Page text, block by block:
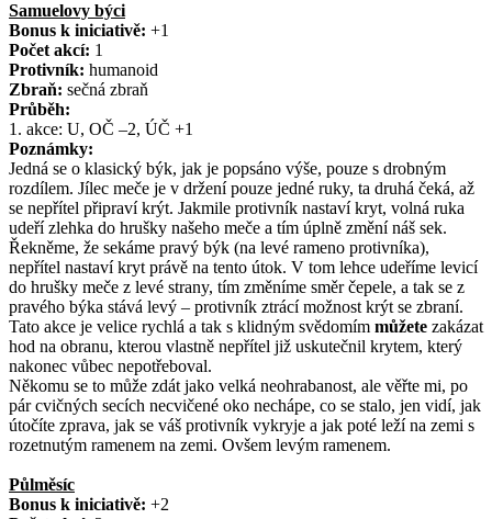
Samuelovy býci
Bonus k iniciativě: +1
Počet akcí: 1
Protivník: humanoid
Zbraň: sečná zbraň
Průběh:
1. akce: U, OČ –2, ÚČ +1
Poznámky:
Jedná se o klasický býk, jak je popsáno výše, pouze s drobným
rozdílem. Jílec meče je v držení pouze jedné ruky, ta druhá čeká, až
se nepřítel připraví krýt. Jakmile protivník nastaví kryt, volná ruka
udeří zlehka do hrušky našeho meče a tím úplně změní náš sek.
Řekněme, že sekáme pravý býk (na levé rameno protivníka),
nepřítel nastaví kryt právě na tento útok. V tom lehce udeříme levicí
do hrušky meče z levé strany, tím změníme směr čepele, a tak se z
pravého býka stává levý – protivník ztrácí možnost krýt se zbraní.
Tato akce je velice rychlá a tak s klidným svědomím můžete zakázat
hod na obranu, kterou vlastně nepřítel již uskutečnil krytem, který
nakonec vůbec nepotřeboval.
Někomu se to může zdát jako velká neohrabanost, ale věřte mi, po
pár cvičných secích necvičené oko nechápe, co se stalo, jen vidí, jak
útočíte zprava, jak se váš protivník vykryje a jak poté leží na zemi s
rozetnutým ramenem na zemi. Ovšem levým ramenem.
Půlměsíc
Bonus k iniciativě: +2